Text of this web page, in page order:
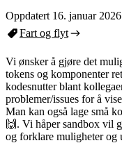
Oppdatert 16. januar 2026
Fart og flyt
Vi ønsker å gjøre det
tokens og komponenter
kodesnutter blant
problemer/issues for å
Man kan også lage små
🙌. Vi håper sandbox vil
og forklare muligheter og